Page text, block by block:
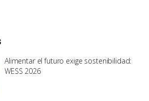
Alimentar el futuro exige sostenibilidad:
WESS 2026